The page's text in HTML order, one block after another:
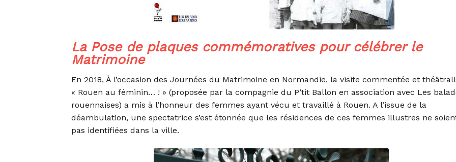
La Pose de plaques commémoratives pour célébrer le
Matrimoine
En 2018, À l’occasion des Journées du Matrimoine en Normandie, la visite commentée et
« Rouen au féminin… ! » (proposée par la compagnie du P’tit Ballon en association avec Les
rouennaises) a mis à l’honneur des femmes ayant vécu et travaillé à Rouen. A l’issue de la
déambulation, une spectatrice s’est étonnée que les résidences de ces femmes illustres ne
pas identifiées dans la ville.